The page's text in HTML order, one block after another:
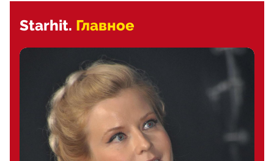
Starhit. Главное